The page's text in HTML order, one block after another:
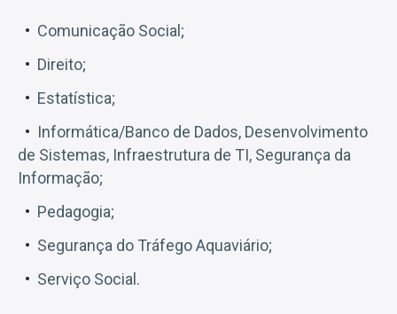
Comunicação Social;
Direito;
Estatística;
Informática/Banco de Dados, Desenvolvimento
de Sistemas, Infraestrutura de TI, Segurança da
Informação;
Pedagogia;
Segurança do Tráfego Aquaviário;
Serviço Social.